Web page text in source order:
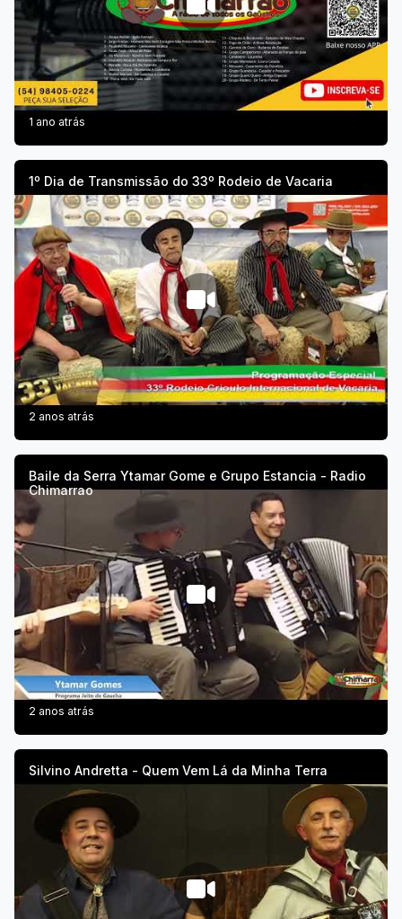
1 ano atrás
1º Dia de Transmissão do 33º Rodeio de Vacaria
2 anos atrás
Baile da Serra Ytamar Gome e Grupo Estancia - Radio
Chimarrao
2 anos atrás
Silvino Andretta - Quem Vem Lá da Minha Terra